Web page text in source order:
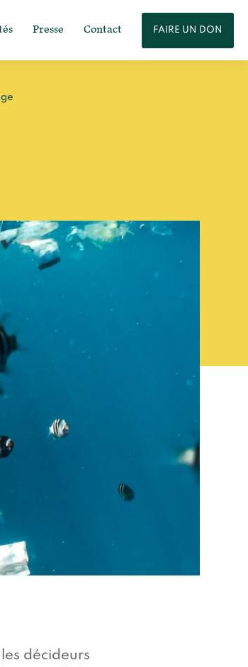
Presse Contact FAIRE UN DON
décideurs